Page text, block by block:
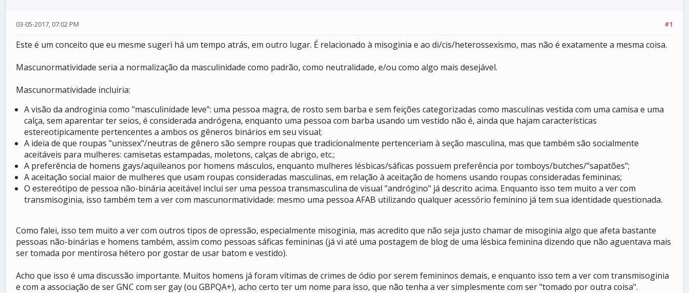
#1
03-05-2017, 07:02 PM
Este é um conceito que eu mesme sugeri há um tempo atrás, em outro lugar. É relacionado à misoginia e ao di/cis/heterossexismo, mas não é exatamente a mesma coisa.
Mascunormatividade seria a normalização da masculinidade como padrão, como neutralidade, e/ou como algo mais desejável.
Mascunormatividade incluiria:
A visão da androginia como "masculinidade leve": uma pessoa magra, de rosto sem barba e sem feições categorizadas como masculinas vestida com uma camisa e uma
calça, sem aparentar ter seios, é considerada andrógena, enquanto uma pessoa com barba usando um vestido não é, ainda que hajam características
estereotipicamente pertencentes a ambos os gêneros binários em seu visual;
A ideia de que roupas "unissex"/neutras de gênero são sempre roupas que tradicionalmente pertenceriam à seção masculina, mas que também são socialmente
aceitáveis para mulheres: camisetas estampadas, moletons, calças de abrigo, etc.;
A preferência de homens gays/aquileanos por homens másculos, enquanto mulheres lésbicas/sáficas possuem preferência por tomboys/butches/"sapatões";
A aceitação social maior de mulheres que usam roupas consideradas masculinas, em relação à aceitação de homens usando roupas consideradas femininas;
O estereótipo de pessoa não-binária aceitável inclui ser uma pessoa transmasculina de visual "andrógino" já descrito acima. Enquanto isso tem muito a ver com
transmisoginia, isso também tem a ver com mascunormatividade: mesmo uma pessoa AFAB utilizando qualquer acessório feminino já tem sua identidade questionada.
Como falei, isso tem muito a ver com outros tipos de opressão, especialmente misoginia, mas acredito que não seja justo chamar de misoginia algo que afeta bastante
pessoas não-binárias e homens também, assim como pessoas sáficas femininas (já vi até uma postagem de blog de uma lésbica feminina dizendo que não aguentava mais
ser tomada por mentirosa hétero por gostar de usar batom e vestido).
Acho que isso é uma discussão importante. Muitos homens já foram vítimas de crimes de ódio por serem femininos demais, e enquanto isso tem a ver com transmisoginia
e com a associação de ser GNC com ser gay (ou GBPQA+), acho certo ter um nome para isso, que não tenha a ver simplesmente com ser "tomado por outra coisa".